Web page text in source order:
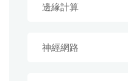
邊緣計算
神經網路